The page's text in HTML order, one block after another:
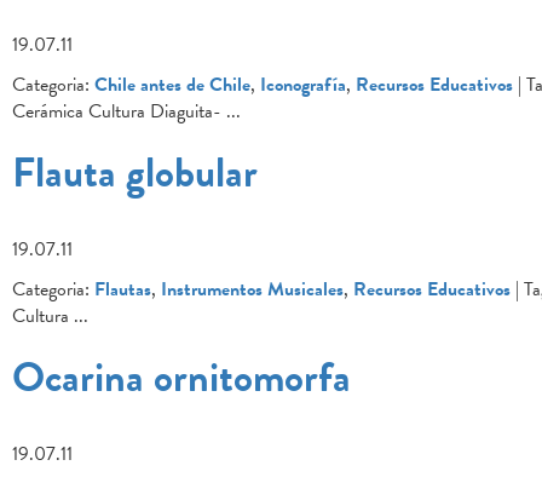
19.07.11
Categoria: Chile antes de Chile, Iconografía, Recursos Educativos |
Cerámica Cultura Diaguita- ...
Flauta globular
19.07.11
Categoria: Flautas, Instrumentos Musicales, Recursos Educativos |
Cultura ...
Ocarina ornitomorfa
19.07.11